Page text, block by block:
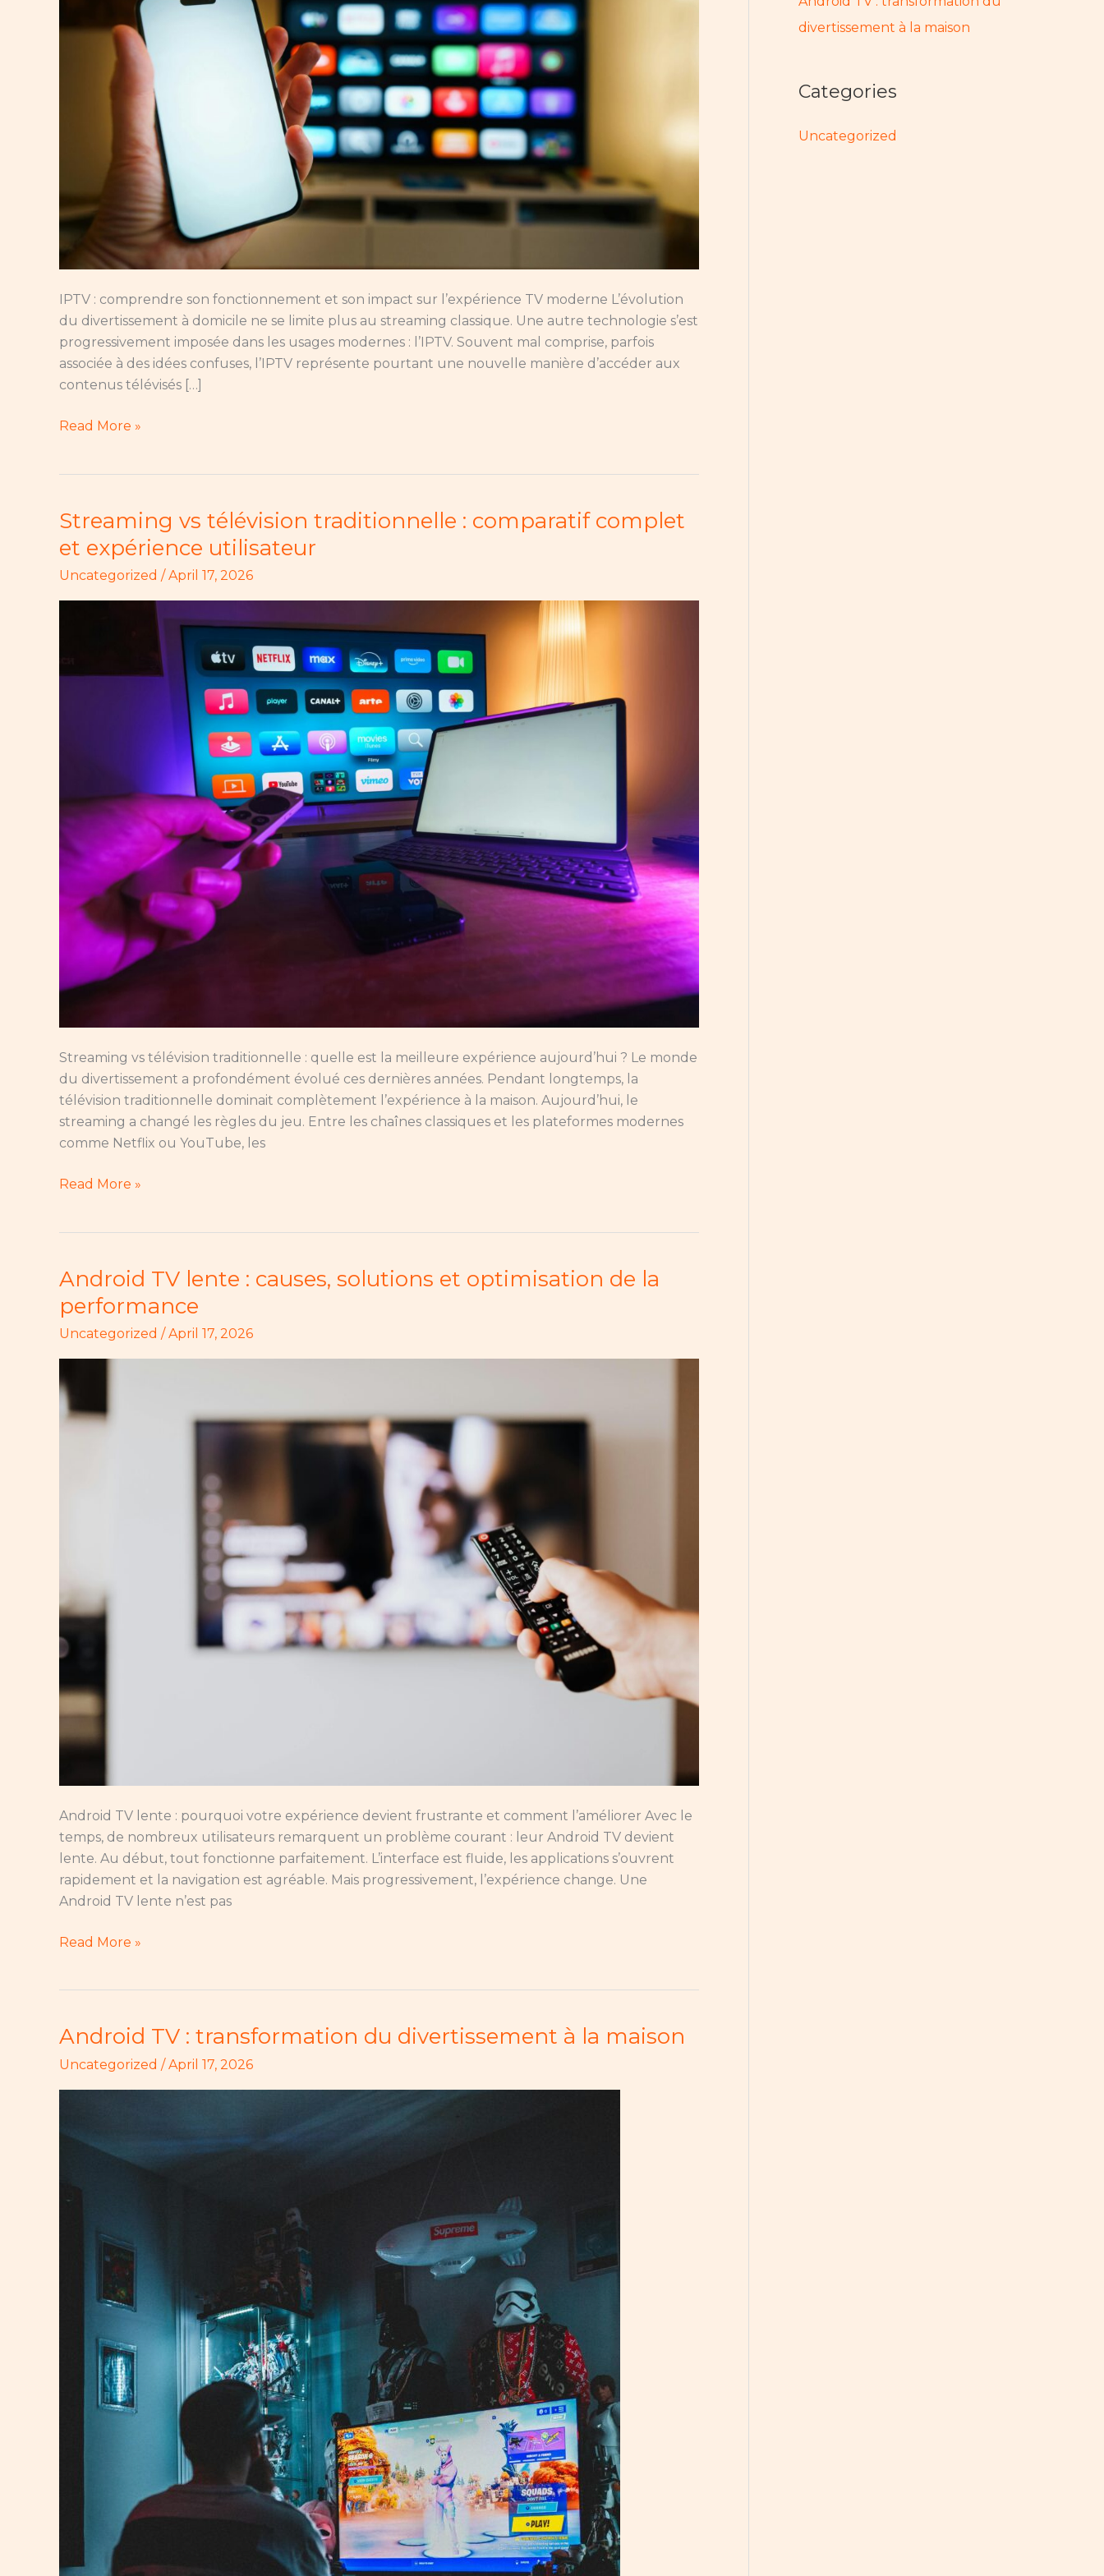
IPTV : comprendre son fonctionnement et son impact sur l’expérience TV moderne L’évolution
du divertissement à domicile ne se limite plus au streaming classique. Une autre technologie s’est
progressivement imposée dans les usages modernes : l’IPTV. Souvent mal comprise, parfois
associée à des idées confuses, l’IPTV représente pourtant une nouvelle manière d’accéder aux
contenus télévisés […]
Read More »
Streaming vs télévision traditionnelle : comparatif complet
et expérience utilisateur
Uncategorized /April 17, 2026
Streaming vs télévision traditionnelle : quelle est la meilleure expérience aujourd’hui ? Le monde
du divertissement a profondément évolué ces dernières années. Pendant longtemps, la
télévision traditionnelle dominait complètement l’expérience à la maison. Aujourd’hui, le
streaming a changé les règles du jeu. Entre les chaînes classiques et les plateformes modernes
comme Netflix ou YouTube, les
Streaming
télévision
traditionnelle
:
Read More »
Android TV lente : causes, solutions et optimisation de la
performance
Uncategorized /April 17, 2026
Android TV lente : pourquoi votre expérience devient frustrante et comment l’améliorer Avec le
temps, de nombreux utilisateurs remarquent un problème courant : leur Android TV devient
lente. Au début, tout fonctionne parfaitement. L’interface est fluide, les applications s’ouvrent
rapidement et la navigation est agréable. Mais progressivement, l’expérience change. Une
Android TV lente n’est pas
Android
lente
:
causes,
solutions
et
optimisation
Read More »
Android TV : transformation du divertissement à la maison
Uncategorized /April 17, 2026
Android
divertissement
maison
divertissement à la maison
Categories
Uncategorized